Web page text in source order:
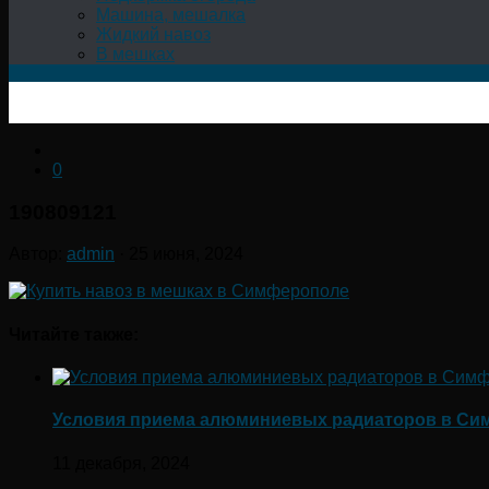
Машина, мешалка
Жидкий навоз
В мешках
0
admin
Условия приема алюминиевых радиаторов в